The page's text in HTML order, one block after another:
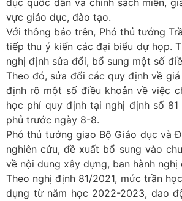
dục quốc dân và chính sách miễn,
vực giáo dục, đào tạo.
Với thông báo trên, Phó thủ tướng
tiếp thu ý kiến các đại biểu dự họp.
nghị định sửa đổi, bổ sung một số
Theo đó, sửa đổi các quy định về
định rõ một số điều khoản về việc
học phí quy định tại nghị định số
phủ trước ngày 8-8.
Phó thủ tướng giao Bộ Giáo dục và
nghiên cứu, đề xuất bổ sung vào
về nội dung xây dựng, ban hành
Theo nghị định 81/2021, mức trần
dụng từ năm học 2022-2023, dao